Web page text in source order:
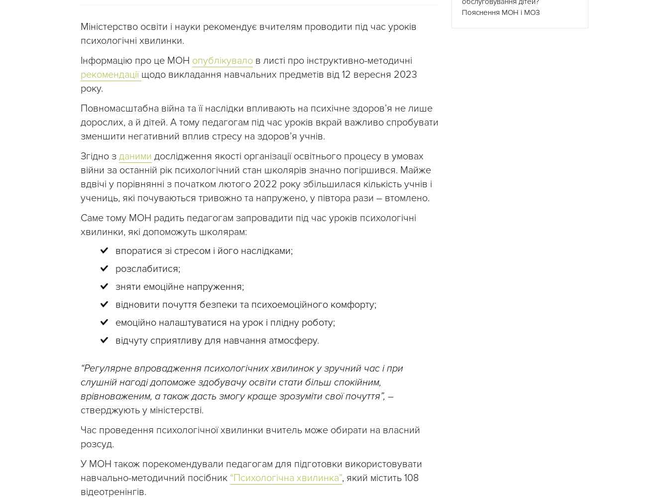
Міністерство освіти і науки рекомендує вчителям проводити під час уроків
психологічні хвилинки.
Інформацію про це МОН опублікувало в листі про інструктивно-методичні
рекомендації щодо викладання навчальних предметів від 12 вересня 2023
року.
Повномасштабна війна та її наслідки впливають на психічне здоров’я не лише
дорослих, а й дітей. А тому педагогам під час уроків вкрай важливо спробувати
зменшити негативний вплив стресу на здоров’я учнів.
Згідно з даними дослідження якості організації освітнього процесу в умовах
війни за останній рік психологічний стан школярів значно погіршився. Майже
вдвічі у порівнянні з початком лютого 2022 року збільшилася кількість учнів і
учениць, які почуваються тривожно та напружено, у півтора рази – втомлено.
Саме тому МОН радить педагогам запровадити під час уроків психологічні
хвилинки, які допоможуть школярам:
впоратися зі стресом і його наслідками;
розслабитися;
зняти емоційне напруження;
відновити почуття безпеки та психоемоційного комфорту;
емоційно налаштуватися на урок і плідну роботу;
відчуту сприятливу для навчання атмосферу.
“Регулярне впровадження психологічних хвилинок у зручний час і при
слушній нагоді допоможе здобувачу освіти стати більш спокійним,
врівноваженим, а також дасть змогу краще зрозуміти свої почуття”, –
стверджують у міністерстві.
Час проведення психологічної хвилинки вчитель може обирати на власний
розсуд.
У МОН також порекомендували педагогам для підготовки використовувати
навчально-методичний посібник “Психологічна хвилинка”, який містить 108
відеотренінгів.
Пояснення МОН і МОЗ